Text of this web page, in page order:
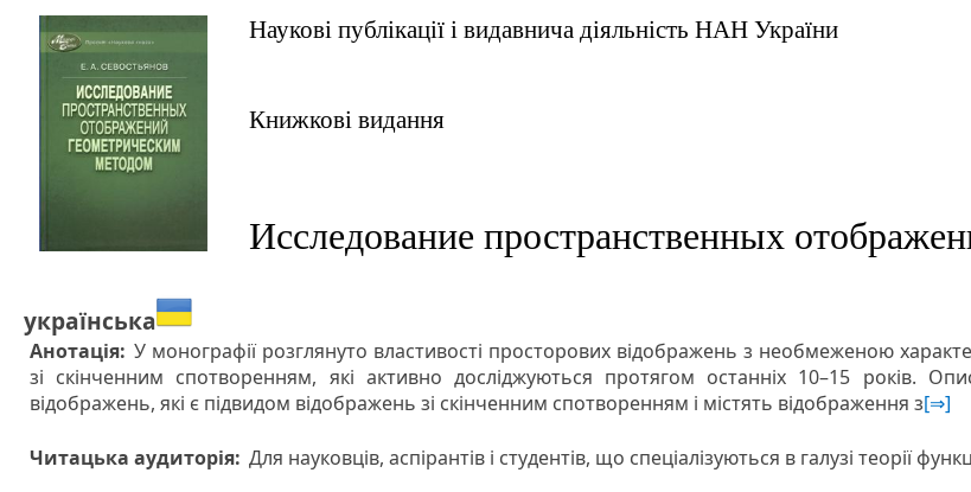
Наукові публікації і видавнича діяльність НАН України
Книжкові видання
Исследование пространственных
українська
Анотація: У монографії розглянуто властивості просторових відображень з необмеженою
зі скінченним спотворенням, які активно досліджуються протягом останніх 10–15 років.
відображень, які є підвидом відображень зі скінченним спотворенням і містять відображення з[⇒]
Читацька аудиторія: Для науковців, аспірантів і студентів, що спеціалізуються в галузі теорії